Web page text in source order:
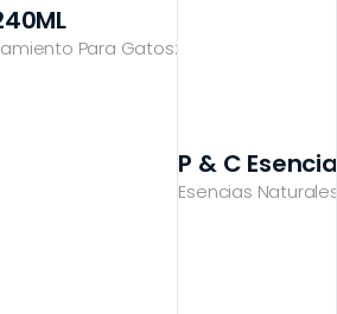
Para Gatos:
Esencias
P & C